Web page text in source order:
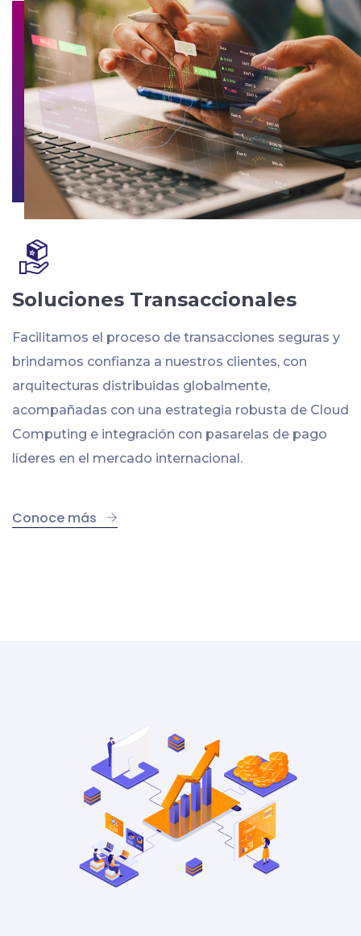
Soluciones Transaccionales
Facilitamos el proceso de transacciones seguras y
brindamos confianza a nuestros clientes, con
arquitecturas distribuidas globalmente,
acompañadas con una estrategia robusta de Cloud
Computing e integración con pasarelas de pago
líderes en el mercado internacional.
Conoce más